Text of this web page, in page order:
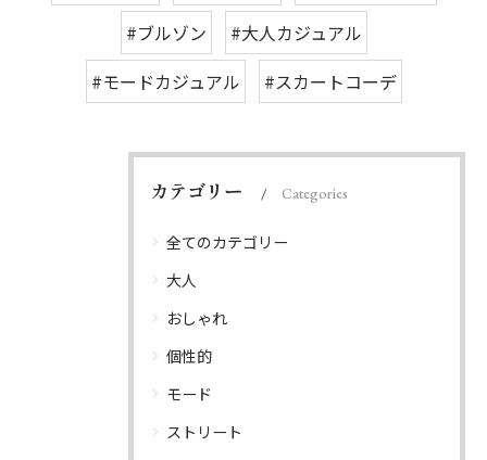
#ブルゾン
#大人カジュアル
#モードカジュアル
#スカートコーデ
カテゴリー Categories
全てのカテゴリー
大人
おしゃれ
個性的
モード
ストリート